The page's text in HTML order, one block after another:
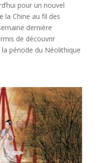
pour un nouvel
la Chine au fil des
dernière
de découvrir
période du Néolithique